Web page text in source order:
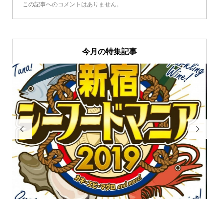
この記事へのコメントはありません。
今月の特集記事
 